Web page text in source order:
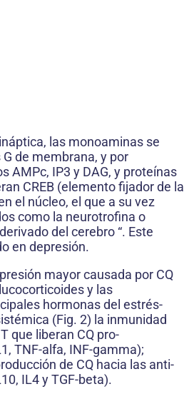
las monoaminas se
de membrana, y por
AMPc, IP3 y DAG, y proteínas
CREB (elemento fijador de la
el núcleo, el que a su vez
como la neurotrofina o
del cerebro “. Este
en depresión.
mayor causada por CQ
y las
hormonas del estrés-
(Fig. 2) la inmunidad
que liberan CQ pro-
TNF-alfa, INF-gamma);
de CQ hacia las anti-
IL4 y TGF-beta).